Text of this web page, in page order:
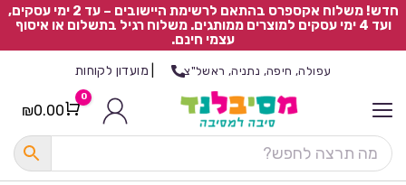
חדש! משלוח אקספרס בהתאם לרשימת היישובים – עד 2 ימי עסקים,
ועד 4 ימי עסקים למוצרים ממותגים. משלוח רגיל בתשלום או איסוף
עצמי חינם.
עפולה, חיפה, נתניה, ראשל"צ מועדון לקוחות
Cart
0
₪0.00